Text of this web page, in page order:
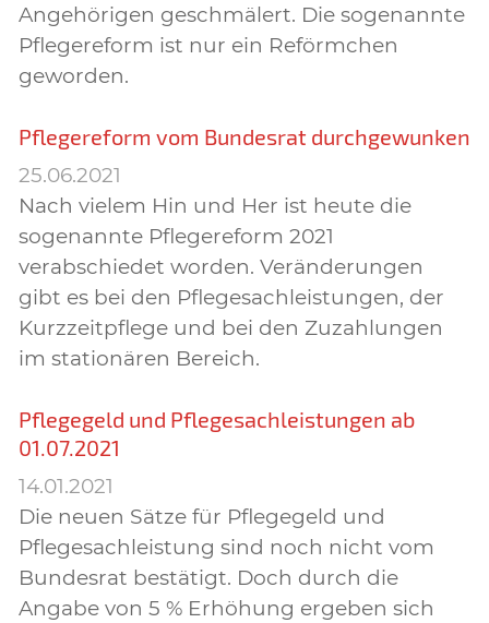
Angehörigen geschmälert. Die sogenannte
Pflegereform ist nur ein Reförmchen
geworden.
Pflegereform vom Bundesrat durchgewunken
25.06.2021
Nach vielem Hin und Her ist heute die
sogenannte Pflegereform 2021
verabschiedet worden. Veränderungen
gibt es bei den Pflegesachleistungen, der
Kurzzeitpflege und bei den Zuzahlungen
im stationären Bereich.
Pflegegeld und Pflegesachleistungen ab
01.07.2021
14.01.2021
Die neuen Sätze für Pflegegeld und
Pflegesachleistung sind noch nicht vom
Bundesrat bestätigt. Doch durch die
Angabe von 5 % Erhöhung ergeben sich